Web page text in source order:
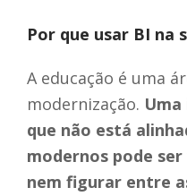
Por que usar BI na
A educação é uma
modernização.
que não está
modernos pode
nem figurar entre